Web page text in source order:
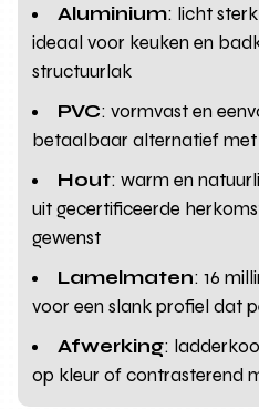
Aluminium: licht
ideaal voor keuken en
structuurlak
PVC: vormvast en
betaalbaar alternatief
Hout: warm en
uit gecertificeerde
gewenst
Lamelmaten: 16
voor een slank profiel dat
Afwerking:
op kleur of contrasterend